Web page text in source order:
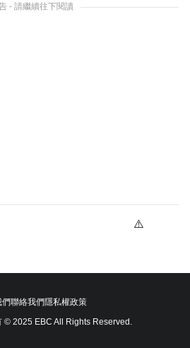
- 請繼續往下閱讀
們聯絡我們隱私權政策
© 2025 EBC All Rights Reserved.